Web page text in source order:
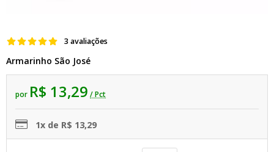
3 avaliações
Armarinho São José
por R$ 13,29 / Pct
1x de R$ 13,29